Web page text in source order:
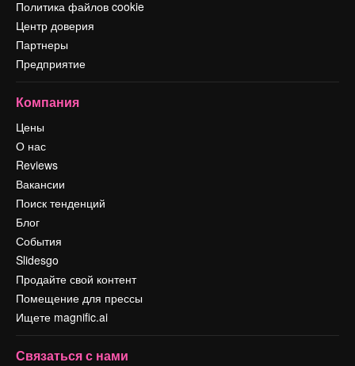
Политика файлов cookie
Центр доверия
Партнеры
Предприятие
Компания
Цены
О нас
Reviews
Вакансии
Поиск тенденций
Блог
События
Slidesgo
Продайте свой контент
Помещение для прессы
Ищете magnific.ai
Связаться с нами